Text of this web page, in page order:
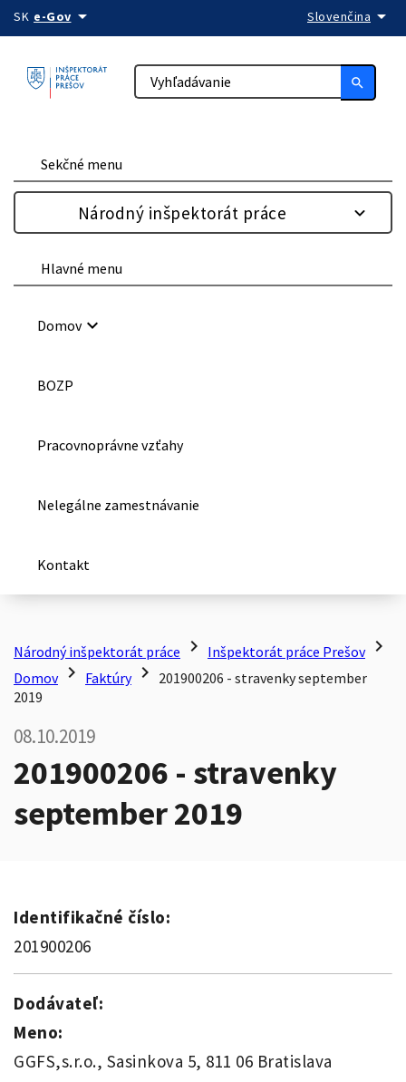
Preskočiť na obsah
SK e-Govarrow_drop_down Slovenčina arrow_drop_down
search
Sekčné menu
Národný inšpektorát práce
Hlavné menu
Domovkeyboard_arrow_down
BOZP
Pracovnoprávne vzťahy
Nelegálne zamestnávanie
Kontakt
Národný inšpektorát práce chevron_right Inšpektorát práce Prešov chevron_right
Domov chevron_right Faktúry chevron_right 201900206 - stravenky september
2019
08.10.2019
201900206 - stravenky
september 2019
Identifikačné číslo:
201900206
Dodávateľ:
Meno:
GGFS,s.r.o., Sasinkova 5, 811 06 Bratislava